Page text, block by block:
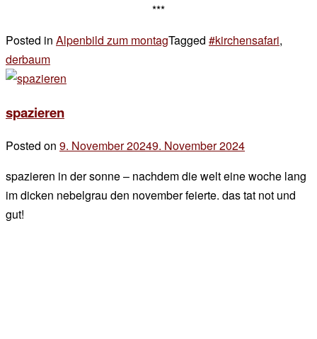
***
Posted in Alpenbild zum montagTagged #kirchensafari,
derbaum
a
on
Alpenbild
zum
Montag
spazieren
Posted on 9. November 20249. November 2024
chef
spazieren in der sonne – nachdem die welt eine woche lang
im dicken nebelgrau den november feierte. das tat not und
gut!